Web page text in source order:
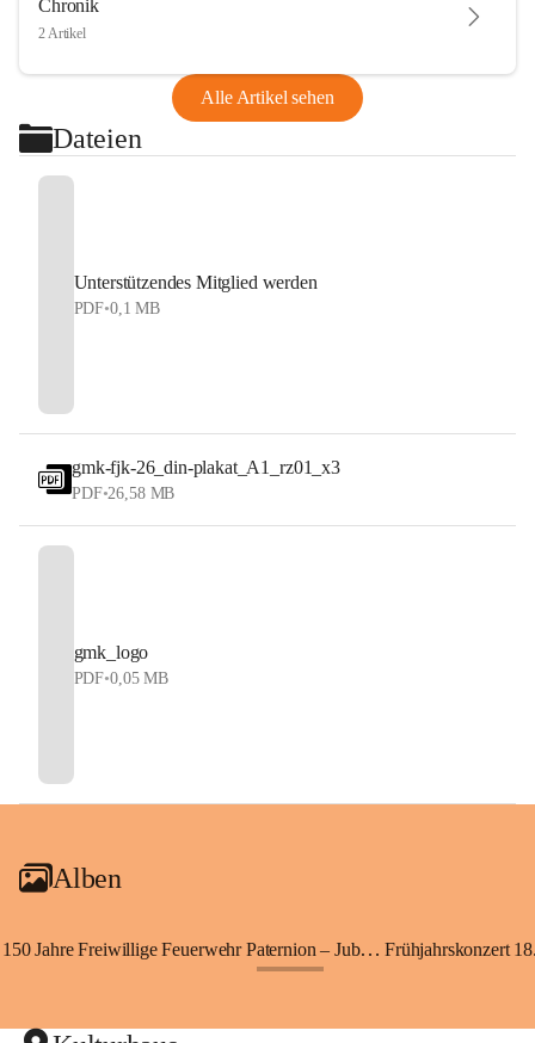
Chronik
2 Artikel
Alle Artikel sehen
Dateien
Unterstützendes Mitglied werden
PDF•0,1 MB
gmk-fjk-26_din-plakat_A1_rz01_x3
PDF•26,58 MB
gmk_logo
PDF•0,05 MB
Alben
150 Jahre Freiwillige Feuerwehr Paternion – Jubiläumsfest Frühjahrskonzert